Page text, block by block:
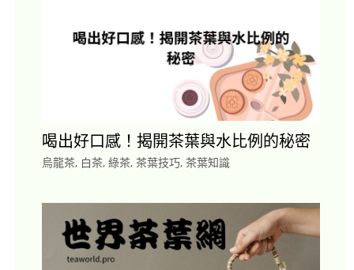
喝出好口感！揭開茶葉與水比例的秘密
烏龍茶, 白茶, 綠茶, 茶葉技巧, 茶葉知識